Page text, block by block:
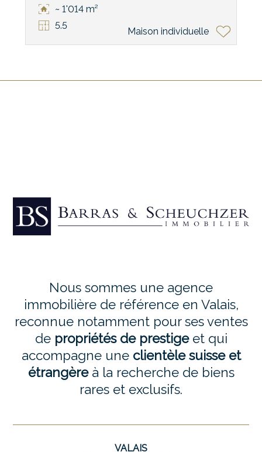
~ 1'014 m²
5.5
Maison individuelle
Nous sommes une agence
immobilière de référence en Valais,
reconnue notamment pour ses ventes
de propriétés de prestigeet qui
accompagne une clientèle suisse et
étrangèreà la recherche de biens
rares et exclusifs.
VALAIS